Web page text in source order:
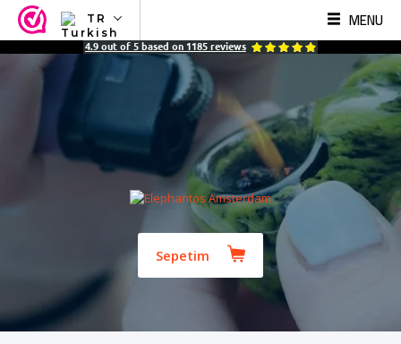
TR
NL
ES
MENU
4.9 out of 5 based on 1185 reviews
Sepetim